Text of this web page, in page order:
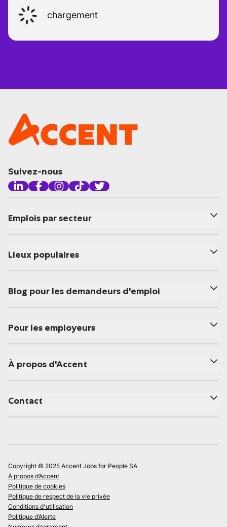
chargement
Suivez-nous
Emplois par secteur
Lieux populaires
Blog pour les demandeurs d'emploi
Pour les employeurs
À propos d'Accent
Contact
Copyright © 2025 Accent Jobs for People SA
À propos d’Accent
Politique de cookies
Politique de respect de la vie privée
Conditions d'utilisation
Politique d’Alerte